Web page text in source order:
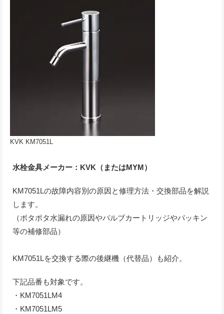
KVK KM7051L
水栓金具メーカー：KVK（またはMYM）
KM7051Lの故障内容別の原因と修理方法・交換部品を解説
します。
（ポタポタ水漏れの原因やバルブカートリッジやパッキン
等の補修部品）
KM7051Lを交換する際の後継機（代替品）も紹介。
下記品番も対象です。
・KM7051LM4
・KM7051LM5